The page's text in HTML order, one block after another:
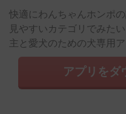
快適にわんちゃんホンポの
見やすいカテゴリでみた
主と愛犬のための犬専用ア
アプリをダ